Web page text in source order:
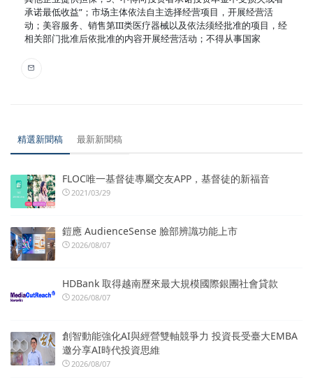
承诺最低收益”；市场主体依法自主选择经营项目，开展经营活
动；美容服务、销售第III类医疗器械以及依法须经批准的项目，经
相关部门批准后依批准的内容开展经营活动；不得从事国家
精選新聞稿 最新新聞稿
FLOC唯一基督徒專屬交友APP，基督徒的新福音
2021/03/29
鎧應 AudienceSense 臉部辨識功能上市
2026/08/07
HDBank 取得越南歷來最大規模國際銀團社會貸款
2026/08/07
創智動能強化AI與經營雙軸競爭力 投資長受臺大EMBA
邀分享AI時代投資思維
2026/08/07